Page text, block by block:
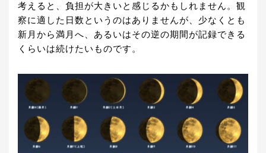
考えると、負担が大きいと感じるかもしれません。観
察に適した日数というのはありませんが、少なくとも
新月から満月へ、あるいはその逆の期間が記録できる
くらいは続けたいものです。